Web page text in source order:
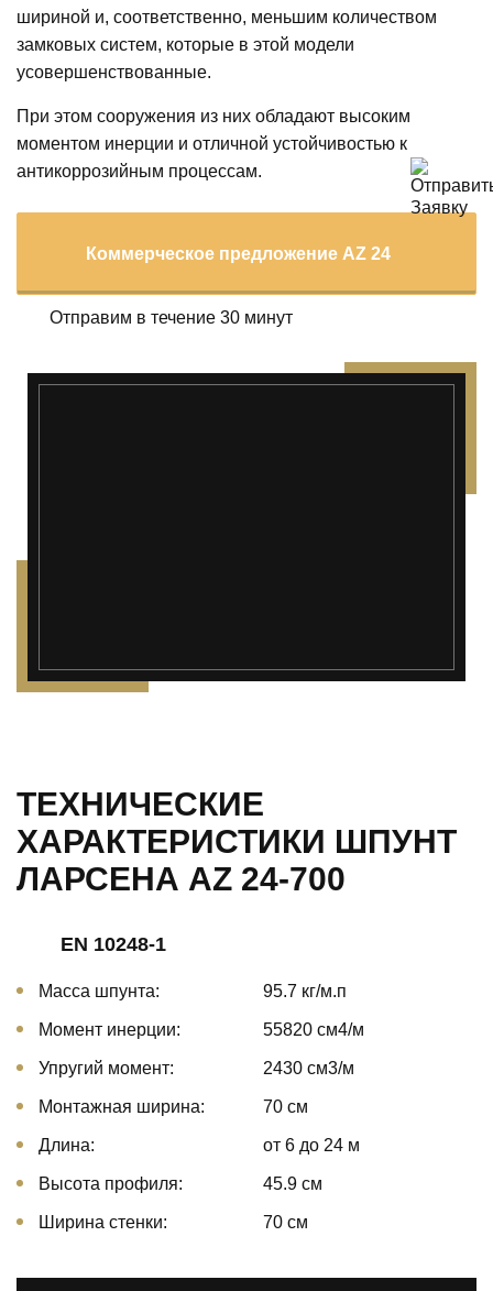
шириной и, соответственно, меньшим количеством
замковых систем, которые в этой модели
усовершенствованные.
При этом сооружения из них обладают высоким
моментом инерции и отличной устойчивостью к
антикоррозийным процессам.
Коммерческое предложение AZ 24
Отправим в течение 30 минут
ТЕХНИЧЕСКИЕ
ХАРАКТЕРИСТИКИ ШПУНТ
ЛАРСЕНА AZ 24-700
EN 10248-1
Масса шпунта: 95.7 кг/м.п
Момент инерции: 55820 cм4/м
Упругий момент: 2430 cм3/м
Монтажная ширина: 70 см
Длина: от 6 до 24 м
Высота профиля: 45.9 см
Ширина стенки: 70 см